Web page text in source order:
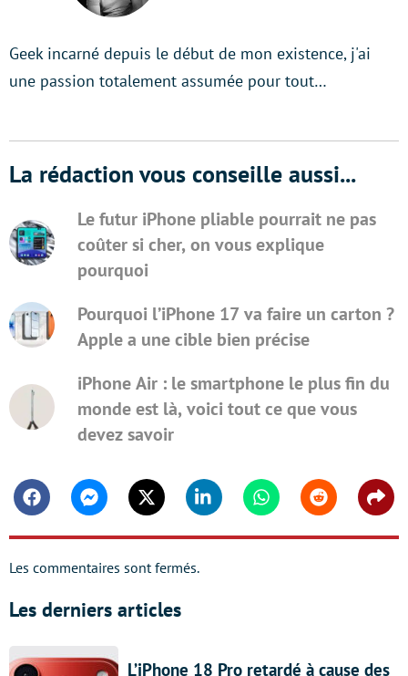
Geek incarné depuis le début de mon existence, j'ai
une passion totalement assumée pour tout…
La rédaction vous conseille aussi...
Le futur iPhone pliable pourrait ne pas
coûter si cher, on vous explique
pourquoi
Pourquoi l’iPhone 17 va faire un carton ?
Apple a une cible bien précise
iPhone Air : le smartphone le plus fin du
monde est là, voici tout ce que vous
devez savoir
FacebookMessengerTwitter Linkedin WhatsappReddit
Les commentaires sont fermés.
Les derniers articles
L’iPhone 18 Pro retardé à cause des